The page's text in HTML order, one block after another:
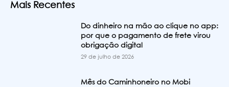
Mais Recentes
Do dinheiro na mão ao clique no app:
por que o pagamento de frete virou
obrigação digital
29 de julho de 2026
Mês do Caminhoneiro no Mobi